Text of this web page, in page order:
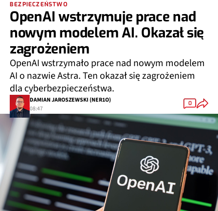
BEZPIECZEŃSTWO
OpenAI wstrzymuje prace nad
nowym modelem AI. Okazał się
zagrożeniem
OpenAI wstrzymało prace nad nowym modelem
AI o nazwie Astra. Ten okazał się zagrożeniem
dla cyberbezpieczeństwa.
DAMIAN JAROSZEWSKI (NER1O)
08:47
0